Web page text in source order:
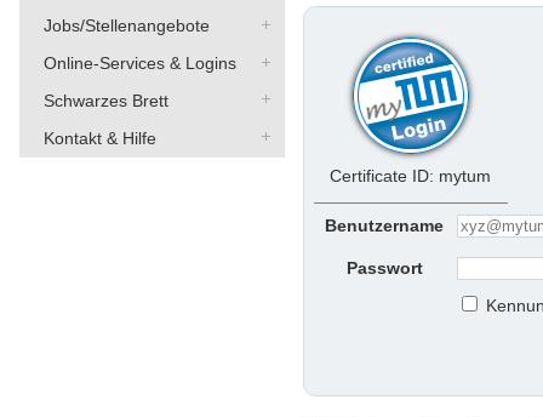
Jobs/Stellenangebote
Online-Services & Logins
Schwarzes Brett
Kontakt & Hilfe
Certificate ID: mytum
Benutzername
Passwort